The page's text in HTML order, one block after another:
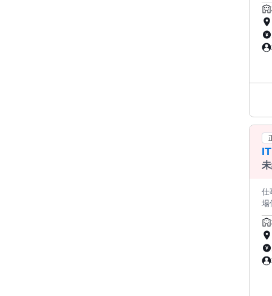
に
ス
ら、
ジの制作
サポート・運
ング
重
でも安心です。
め
魅力 ◎ 未経験からIT業界へ挑戦できる ◎ 手に職をつ
ャリアを目指
仕
場価
指
ましょう。 教育研修制
安
研